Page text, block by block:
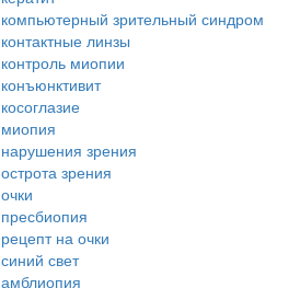
компьютерный зрительный синдром
контактные линзы
контроль миопии
конъюнктивит
косоглазие
миопия
нарушения зрения
острота зрения
очки
пресбиопия
рецепт на очки
синий свет
амблиопия